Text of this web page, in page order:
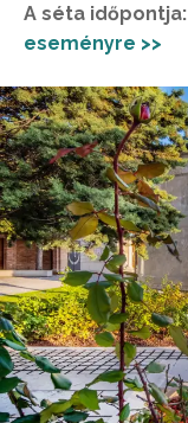
A séta időpontja:
eseményre >>